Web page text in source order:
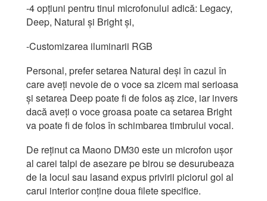
-4 opțiuni pentru tinul microfonului adică: Legacy,
Deep, Natural și Bright și,
-Customizarea iluminarii RGB
Personal, prefer setarea Natural deși în cazul în
care aveți nevoie de o voce sa zicem mai serioasa
și setarea Deep poate fi de folos aș zice, iar invers
dacă aveți o voce groasa poate ca setarea Bright
va poate fi de folos în schimbarea timbrului vocal.
De reținut ca Maono DM30 este un microfon ușor
al carei talpi de asezare pe birou se desurubeaza
de la locul sau lasand expus privirii piciorul gol al
carui interior conține doua filete specifice.